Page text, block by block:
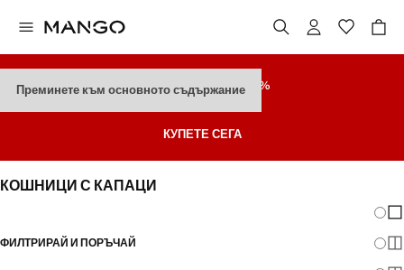
Преминете към основното съдържание
РАЗПРОДАЖБАДО 70%
КУПЕТЕ СЕГА
КОШНИЦИ С КАПАЦИ
ФИЛТРИРАЙ И ПОРЪЧАЙ